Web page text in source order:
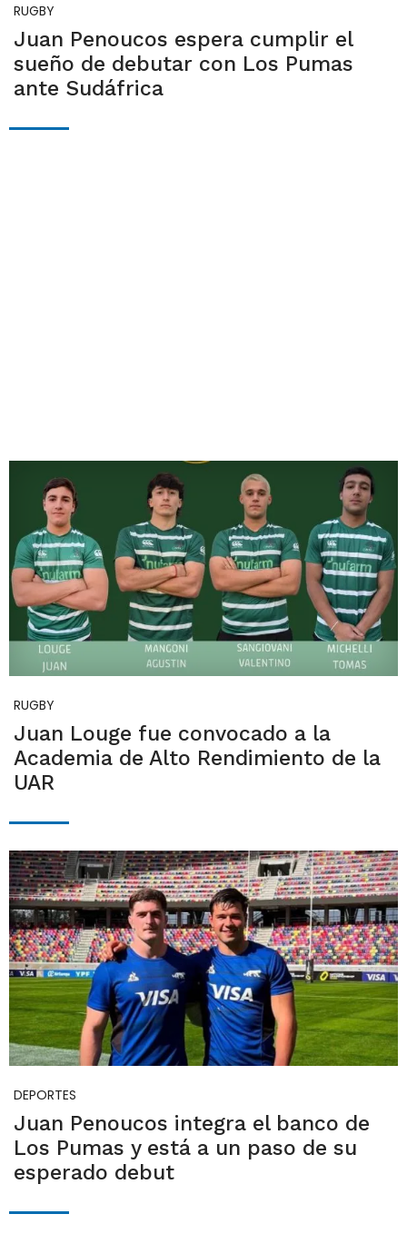
RUGBY
Juan Penoucos espera cumplir el
sueño de debutar con Los Pumas
ante Sudáfrica
RUGBY
Juan Louge fue convocado a la
Academia de Alto Rendimiento de la
UAR
DEPORTES
Juan Penoucos integra el banco de
Los Pumas y está a un paso de su
esperado debut